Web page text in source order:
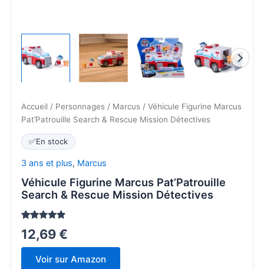
Accueil / Personnages / Marcus / Véhicule Figurine Marcus
Pat’Patrouille Search & Rescue Mission Détectives
✅En stock
3 ans et plus, Marcus
Véhicule Figurine Marcus Pat’Patrouille
Search & Rescue Mission Détectives
sur 5
basé sur
client
12,69€
Voir sur Amazon